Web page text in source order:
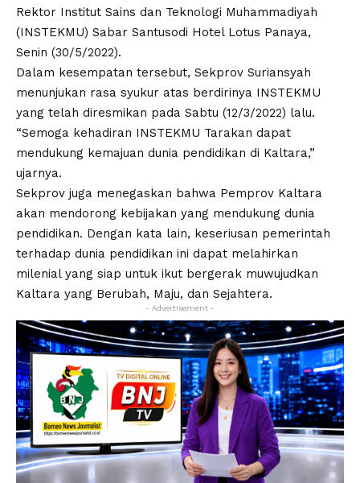
Rektor Institut Sains dan Teknologi Muhammadiyah
(INSTEKMU) Sabar Santusodi Hotel Lotus Panaya,
Senin (30/5/2022).
Dalam kesempatan tersebut, Sekprov Suriansyah
menunjukan rasa syukur atas berdirinya INSTEKMU
yang telah diresmikan pada Sabtu (12/3/2022) lalu.
“Semoga kehadiran INSTEKMU Tarakan dapat
mendukung kemajuan dunia pendidikan di Kaltara,”
ujarnya.
Sekprov juga menegaskan bahwa Pemprov Kaltara
akan mendorong kebijakan yang mendukung dunia
pendidikan. Dengan kata lain, keseriusan pemerintah
terhadap dunia pendidikan ini dapat melahirkan
milenial yang siap untuk ikut bergerak muwujudkan
Kaltara yang Berubah, Maju, dan Sejahtera.
- Advertisement -